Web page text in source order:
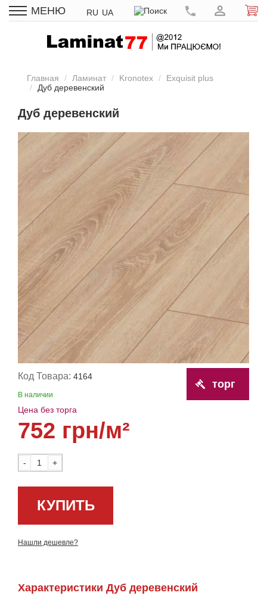
МЕНЮ RU UA
Главная Ламинат Kronotex
Exquisit plus
Дуб деревенский
Дуб деревенский
Код Товара: 4164
В наличии
Цена без торга
752 грн/м²
торг
- +
КУПИТЬ
Нашли дешевле?
Характеристики Дуб деревенский